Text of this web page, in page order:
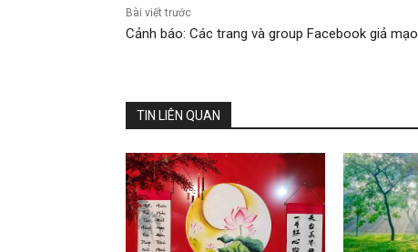
Bài viết trước
Cảnh báo: Các trang và group Facebook giả mạo
TIN LIÊN QUAN